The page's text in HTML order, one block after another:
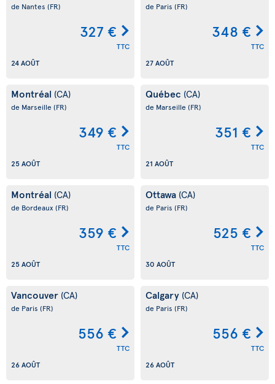
de Nantes (FR)
327 €
TTC
24 AOÛT
de Paris (FR)
348 €
TTC
27 AOÛT
Montréal (CA)
de Marseille (FR)
349 €
TTC
25 AOÛT
Québec (CA)
de Marseille (FR)
351 €
TTC
21 AOÛT
Montréal (CA)
de Bordeaux (FR)
359 €
TTC
25 AOÛT
Ottawa (CA)
de Paris (FR)
525 €
TTC
30 AOÛT
Vancouver (CA)
de Paris (FR)
556 €
TTC
26 AOÛT
Calgary (CA)
de Paris (FR)
556 €
TTC
26 AOÛT